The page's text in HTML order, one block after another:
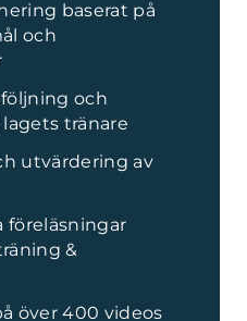
baserat på
och
och
tränare
utvärdering av
föreläsningar
&
över 400 videos